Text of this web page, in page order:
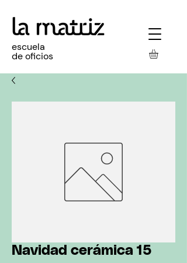
escuela
de oficios
Navidad cerámica 15